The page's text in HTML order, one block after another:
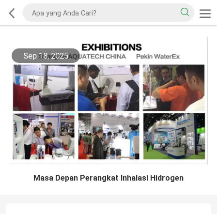
Sep 18, 2025
Masa Depan Perangkat Inhalasi Hidrogen